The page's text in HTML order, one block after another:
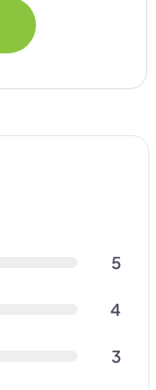
5
4
3